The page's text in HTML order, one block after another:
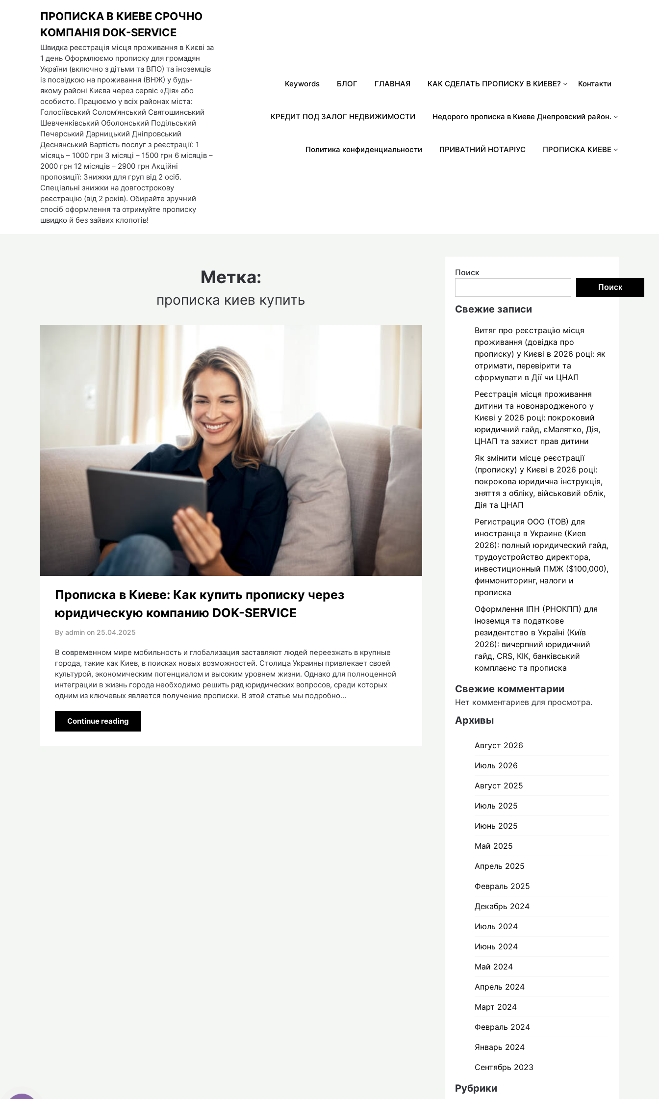
ПРОПИСКА В КИЕВЕ СРОЧНО
КОМПАНІЯ DOК-SERVICE
Швидка реєстрація місця проживання в Києві за
1 день Оформлюємо прописку для громадян
України (включно з дітьми та ВПО) та іноземців
із посвідкою на проживання (ВНЖ) у будь-
якому районі Києва через сервіс «Дія» або
особисто. Працюємо у всіх районах міста:
Голосіївський Солом’янський Святошинський
Шевченківський Оболонський Подільський
Печерський Дарницький Дніпровський
Деснянський Вартість послуг з реєстрації: 1
місяць – 1000 грн 3 місяці – 1500 грн 6 місяців –
2000 грн 12 місяців – 2900 грн Акційні
пропозиції: Знижки для груп від 2 осіб.
Спеціальні знижки на довгострокову
реєстрацію (від 2 років). Обирайте зручний
спосіб оформлення та отримуйте прописку
швидко й без зайвих клопотів!
Keywords БЛОГ ГЛАВНАЯ КАК СДЕЛАТЬ ПРОПИСКУ В КИЕВЕ? Контакти
КРЕДИТ ПОД ЗАЛОГ НЕДВИЖИМОСТИ Недорого прописка в Киеве Днепровский район.
Политика конфиденциальности ПРИВАТНИЙ НОТАРІУС ПРОПИСКА КИЕВЕ
Метка:
прописка киев купить
Прописка в Киеве: Как купить прописку через
юридическую компанию DOK-SERVICE
By admin on 25.04.2025
В современном мире мобильность и глобализация заставляют людей переезжать в крупные
города, такие как Киев, в поисках новых возможностей. Столица Украины привлекает своей
культурой, экономическим потенциалом и высоким уровнем жизни. Однако для полноценной
интеграции в жизнь города необходимо решить ряд юридических вопросов, среди которых
одним из ключевых является получение прописки. В этой статье мы подробно…
Continue reading
Поиск
Поиск
Свежие записи
Витяг про реєстрацію місця
проживання (довідка про
прописку) у Києві в 2026 році: як
отримати, перевірити та
сформувати в Дії чи ЦНАП
Реєстрація місця проживання
дитини та новонародженого у
Києві у 2026 році: покроковий
юридичний гайд, єМалятко, Дія,
ЦНАП та захист прав дитини
Як змінити місце реєстрації
(прописку) у Києві в 2026 році:
покрокова юридична інструкція,
зняття з обліку, військовий облік,
Дія та ЦНАП
Регистрация ООО (ТОВ) для
иностранца в Украине (Киев
2026): полный юридический гайд,
трудоустройство директора,
инвестиционный ПМЖ ($100,000),
финмониторинг, налоги и
прописка
Оформлення ІПН (РНОКПП) для
іноземця та податкове
резидентство в Україні (Київ
2026): вичерпний юридичний
гайд, CRS, КІК, банківський
комплаєнс та прописка
Свежие комментарии
Нет комментариев для просмотра.
Архивы
Август 2026
Июль 2026
Август 2025
Июль 2025
Июнь 2025
Май 2025
Апрель 2025
Февраль 2025
Декабрь 2024
Июль 2024
Июнь 2024
Май 2024
Апрель 2024
Март 2024
Февраль 2024
Январь 2024
Сентябрь 2023
Рубрики